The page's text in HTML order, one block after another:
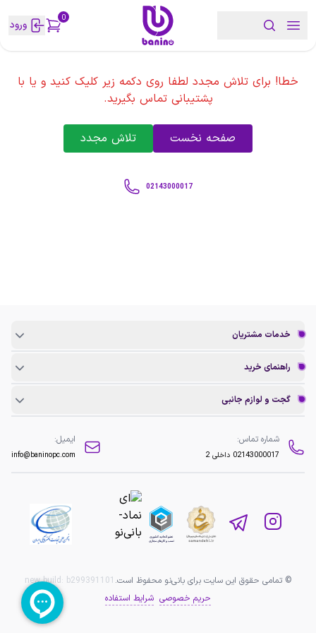
0 ورود
خطا! برای تلاش مجدد لطفا روی دکمه زیر کلیک کنید و یا با
پشتیبانی تماس بگیرید.
صفحه نخست تلاش مجدد
02143000017
خدمات مشتریان
راهنمای خرید
گجت و لوازم جانبی
شماره تماس:
02143000017 داخلی 2
ایمیل:
info@baninopc.com
© تمامی حقوق این سایت برای بانی‌نو محفوظ است. new build: b299391101
حریم خصوصی شرایط استفاده